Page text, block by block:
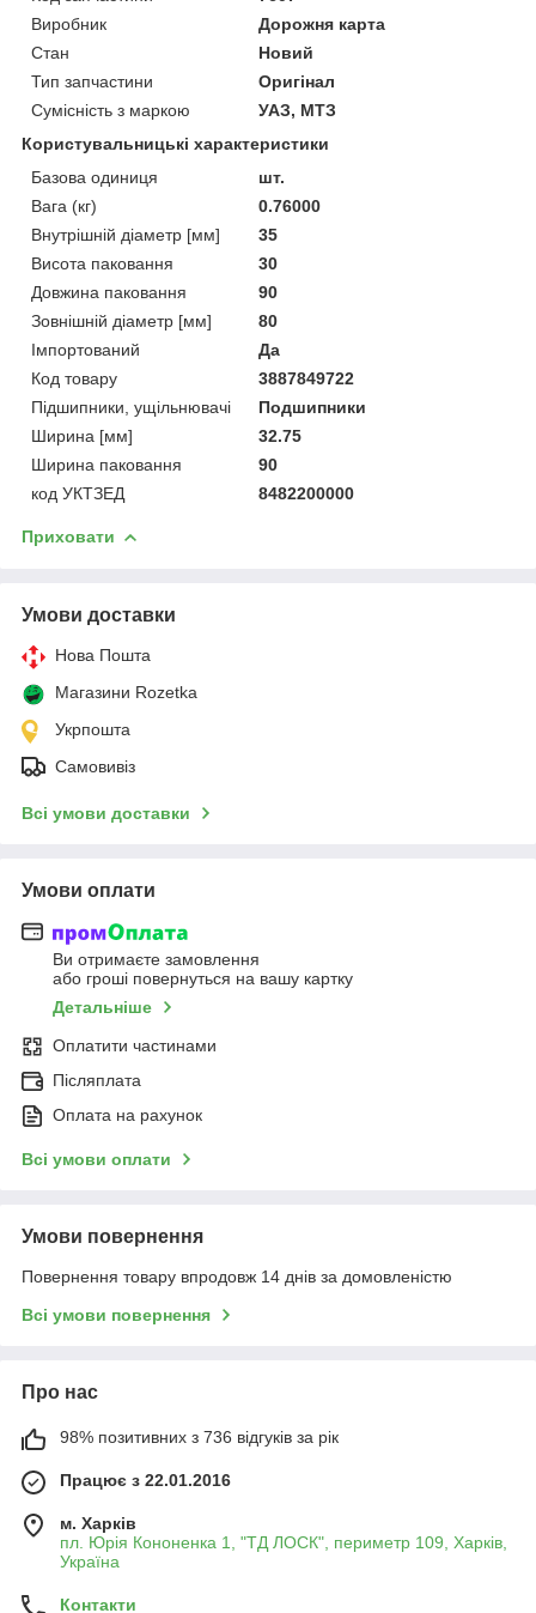
Виробник
Дорожня карта
Стан
Новий
Тип запчастини
Оригінал
Сумісність з маркою
УАЗ, МТЗ
Користувальницькі характеристики
Базова одиниця
шт.
Вага (кг)
0.76000
Внутрішній діаметр [мм]
35
Висота паковання
30
Довжина паковання
90
Зовнішній діаметр [мм]
80
Імпортований
Да
Код товару
3887849722
Підшипники, ущільнювачі
Подшипники
Ширина [мм]
32.75
Ширина паковання
90
код УКТЗЕД
8482200000
Приховати
Умови доставки
Нова Пошта
Магазини Rozetka
Укрпошта
Самовивіз
Всі умови доставки
Умови оплати
Ви отримаєте замовлення
або гроші повернуться на вашу картку
Детальніше
Оплатити частинами
Післяплата
Оплата на рахунок
Всі умови оплати
Умови повернення
Повернення товару впродовж 14 днів за домовленістю
Всі умови повернення
Про нас
98% позитивних з 736 відгуків за рік
Працює з 22.01.2016
м. Харків
пл. Юрія Кононенка 1, "ТД ЛОСК", периметр 109, Харків,
Україна
Контакти